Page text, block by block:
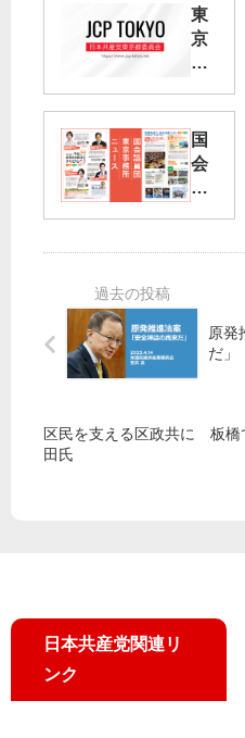
東
京
の
院
小
選
補
を
国
会
議
京
所
ュ
原発
だ」
区民を支える区政共に 板橋
田氏
日本共産党関連リ
ンク